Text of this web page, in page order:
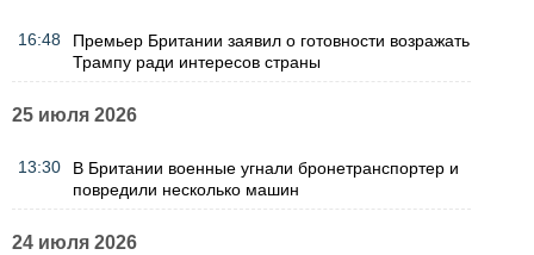
16:48
Премьер Британии заявил о готовности возражать
Трампу ради интересов страны
25 июля 2026
13:30
В Британии военные угнали бронетранспортер и
повредили несколько машин
24 июля 2026